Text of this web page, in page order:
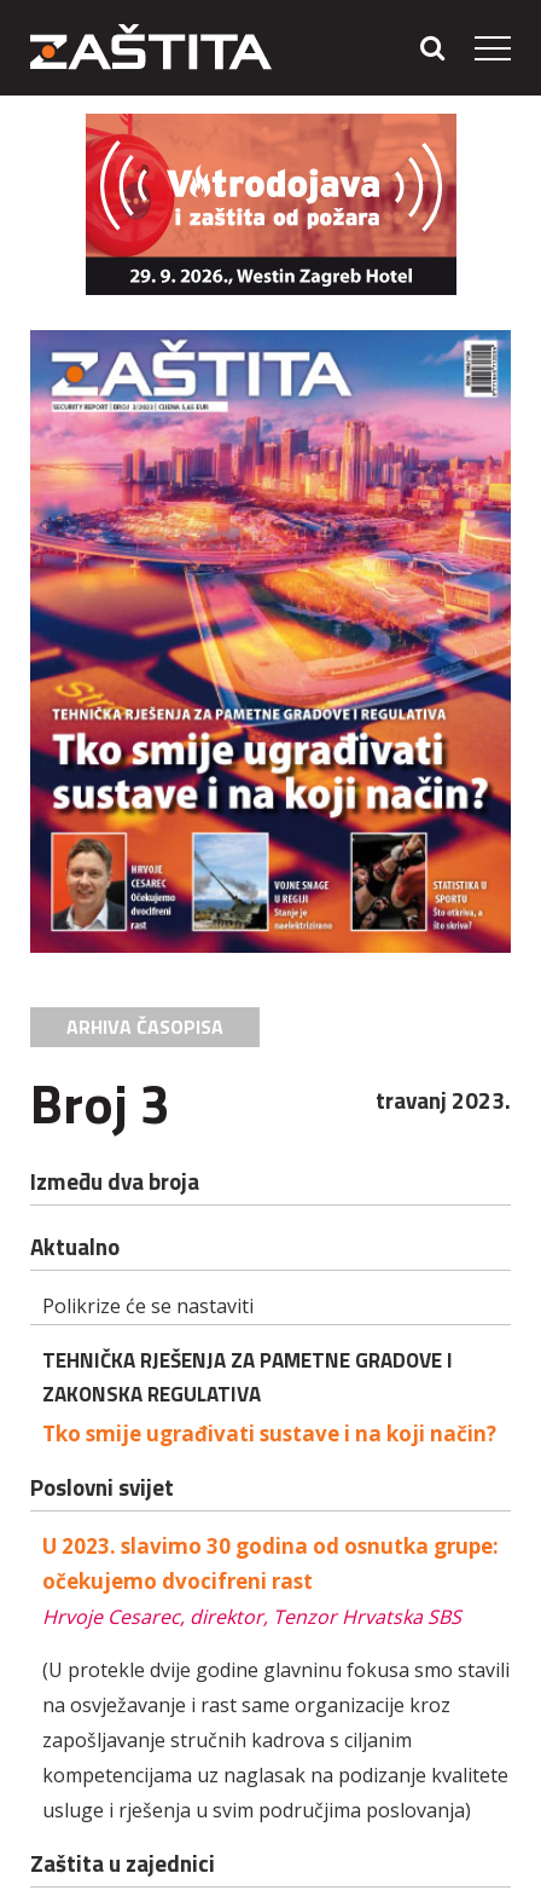
ARHIVA ČASOPISA
Broj 3 travanj 2023.
Između dva broja
Aktualno
Polikrize će se nastaviti
TEHNIČKA RJEŠENJA ZA PAMETNE GRADOVE I
ZAKONSKA REGULATIVA
Tko smije ugrađivati sustave i na koji način?
Poslovni svijet
U 2023. slavimo 30 godina od osnutka grupe:
očekujemo dvocifreni rast
Hrvoje Cesarec, direktor, Tenzor Hrvatska SBS
(U protekle dvije godine glavninu fokusa smo stavili
na osvježavanje i rast same organizacije kroz
zapošljavanje stručnih kadrova s ciljanim
kompetencijama uz naglasak na podizanje kvalitete
usluge i rješenja u svim područjima poslovanja)
Zaštita u zajednici